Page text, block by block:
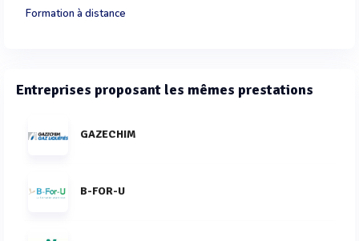
Formation à distance
Entreprises proposant les mêmes prestations
GAZECHIM
B-FOR-U